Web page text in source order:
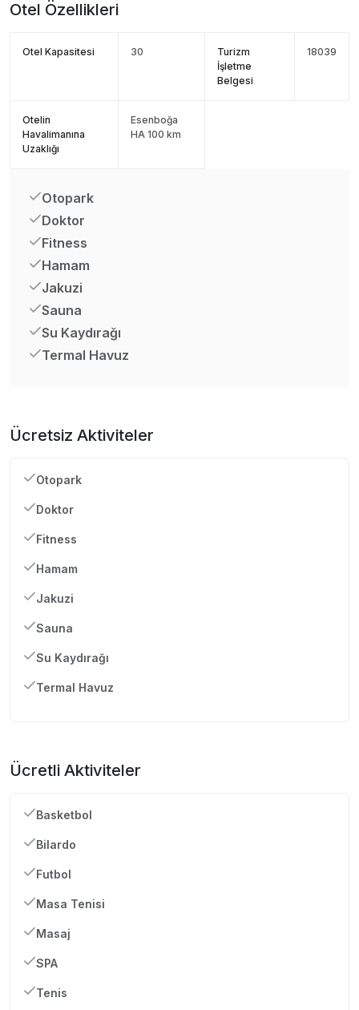
Otel Özellikleri
Otel Kapasitesi 30
Turizm
İşletme
Belgesi
18039
Otelin
Havalimanına
Uzaklığı
Esenboğa
HA 100 km
Otopark
Doktor
Fitness
Hamam
Jakuzi
Sauna
Su Kaydırağı
Termal Havuz
Ücretsiz Aktiviteler
Otopark
Doktor
Fitness
Hamam
Jakuzi
Sauna
Su Kaydırağı
Termal Havuz
Ücretli Aktiviteler
Basketbol
Bilardo
Futbol
Masa Tenisi
Masaj
SPA
Tenis